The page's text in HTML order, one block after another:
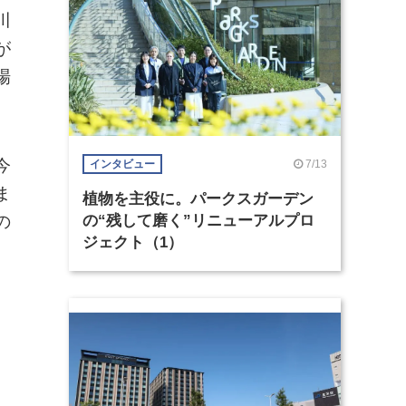
インタビュー 7/13
植物を主役に。パークスガーデン
の“残して磨く”リニューアルプロ
ジェクト（1）